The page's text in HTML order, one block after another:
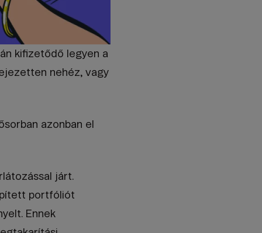
kifizetődő legyen a
nehéz, vagy
azonban el
járt.
portfóliót
Ennek